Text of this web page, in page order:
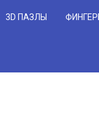
3D ПАЗЛЫ